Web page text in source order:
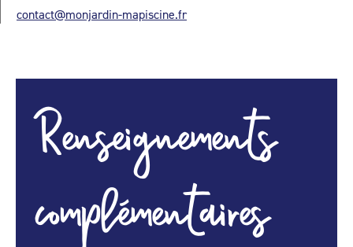
contact@monjardin-mapiscine.fr
Renseignements
complémentaires